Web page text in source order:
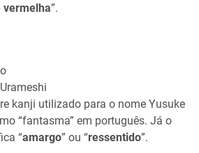
vermelha”.
kanji utilizado para o nome Yusuke
“fantasma” em português. Já o
“amargo” ou “ressentido”.